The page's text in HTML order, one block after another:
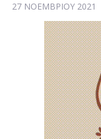
27 ΝΟΕΜΒΡΊΟΥ 2021